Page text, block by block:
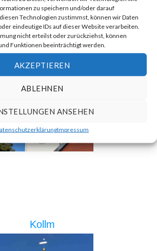
zu speichern und/oder darauf
Technologien zustimmst, können wir Daten
eindeutige IDs auf dieser Website verarbeiten.
nicht erteilst oder zurückziehst, können
Funktionen beeinträchtigt werden.
AKZEPTIEREN
ABLEHNEN
ANSEHEN
Impressum
Kollm